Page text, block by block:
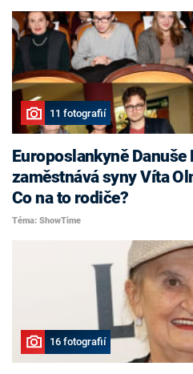
11 fotografií
Europoslankyně Danuše
zaměstnává syny Víta
Co na to rodiče?
Téma: ShowTime
16 fotografií